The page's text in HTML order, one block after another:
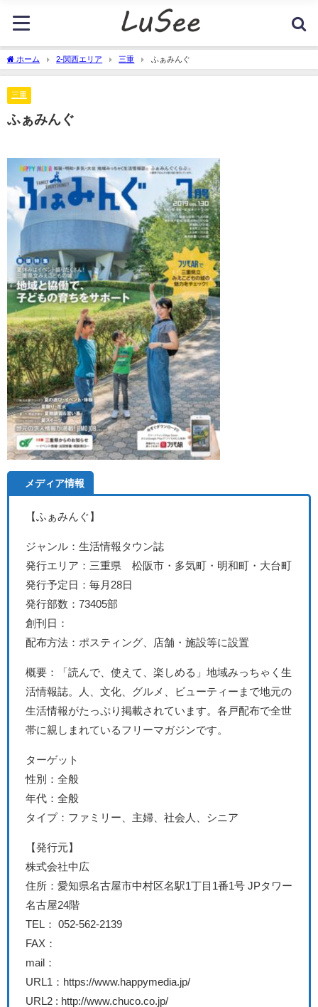
ホーム 2-関西エリア 三重 ふぁみんぐ
三重
ふぁみんぐ
メディア情報
【ふぁみんぐ】
ジャンル：生活情報タウン誌
発行エリア：三重県 松阪市・多気町・明和町・大台町
発行予定日：毎月28日
発行部数：73405部
創刊日：
配布方法：ポスティング、店舗・施設等に設置
概要：「読んで、使えて、楽しめる」地域みっちゃく生
活情報誌。人、文化、グルメ、ビューティーまで地元の
生活情報がたっぷり掲載されています。各戸配布で全世
帯に親しまれているフリーマガジンです。
ターゲット
性別：全般
年代：全般
タイプ：ファミリー、主婦、社会人、シニア
【発行元】
株式会社中広
住所：愛知県名古屋市中村区名駅1丁目1番1号 JPタワー
名古屋24階
TEL： 052-562-2139
FAX：
mail：
URL1：https://www.happymedia.jp/
URL2 : http://www.chuco.co.jp/